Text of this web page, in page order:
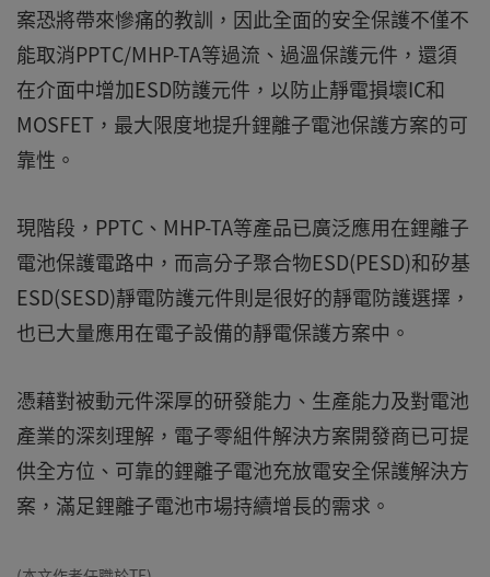
案恐將帶來慘痛的教訓，因此全面的安全保護不僅不
能取消PPTC/MHP-TA等過流、過溫保護元件，還須
在介面中增加ESD防護元件，以防止靜電損壞IC和
MOSFET，最大限度地提升鋰離子電池保護方案的可
靠性。
現階段，PPTC、MHP-TA等產品已廣泛應用在鋰離子
電池保護電路中，而高分子聚合物ESD(PESD)和矽基
ESD(SESD)靜電防護元件則是很好的靜電防護選擇，
也已大量應用在電子設備的靜電保護方案中。
憑藉對被動元件深厚的研發能力、生產能力及對電池
產業的深刻理解，電子零組件解決方案開發商已可提
供全方位、可靠的鋰離子電池充放電安全保護解決方
案，滿足鋰離子電池市場持續增長的需求。